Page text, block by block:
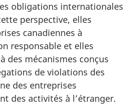
obligations internationales
perspective, elles
canadiennes à
responsable et elles
des mécanismes conçus
de violations des
des entreprises
des activités à l’étranger.